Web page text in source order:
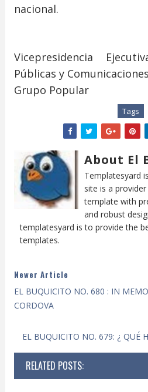
nacional.
Vicepresidencia
Públicas y Comunicaciones
Grupo Popular
Tags
About El
Templatesyard
site is a
template with
and robust
templatesyard is to provide the
templates.
Newer Article
EL BUQUICITO NO. 680 : IN
CORDOVA
EL BUQUICITO NO. 679: ¿ QUÉ
RELATED POSTS: